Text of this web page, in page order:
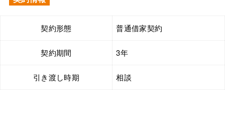
契約形態 普通借家契約
契約期間 3年
引き渡し時期 相談